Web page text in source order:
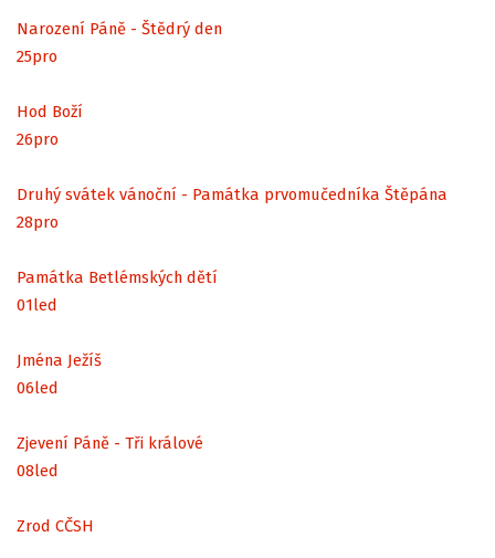
Narození Páně - Štědrý den
25pro
Hod Boží
26pro
Druhý svátek vánoční - Památka prvomučedníka Štěpána
28pro
Památka Betlémských dětí
01led
Jména Ježíš
06led
Zjevení Páně - Tři králové
08led
Zrod CČSH